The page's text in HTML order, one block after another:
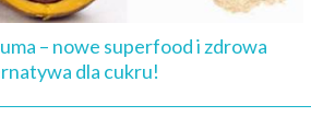
– nowe superfood i zdrowa
dla cukru!